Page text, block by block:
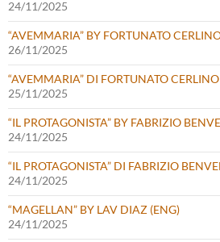
24/11/2025
“AVEMMARIA” BY FORTUNATO
26/11/2025
“AVEMMARIA” DI FORTUNATO CERLINO
25/11/2025
“IL PROTAGONISTA” BY FABRIZIO
24/11/2025
“IL PROTAGONISTA” DI FABRIZIO
24/11/2025
“MAGELLAN” BY LAV DIAZ (ENG)
24/11/2025